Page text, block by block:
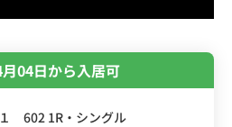
04日から入居可
602 1R・シングル